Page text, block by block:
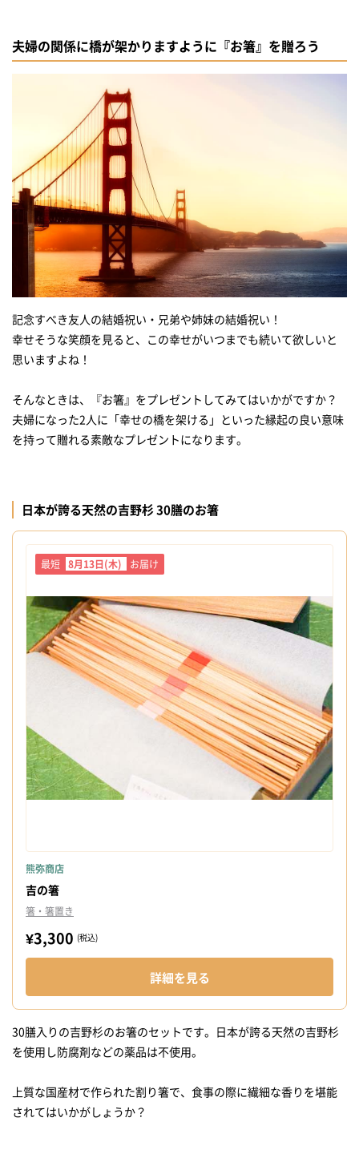
夫婦の関係に橋が架かりますように『お箸』を贈ろう
記念すべき友人の結婚祝い・兄弟や姉妹の結婚祝い！
幸せそうな笑顔を見ると、この幸せがいつまでも続いて欲しいと
思いますよね！
そんなときは、『お箸』をプレゼントしてみてはいかがですか？
夫婦になった2人に「幸せの橋を架ける」といった縁起の良い意味
を持って贈れる素敵なプレゼントになります。
日本が誇る天然の吉野杉 30膳のお箸
最短 8月13日(木) お届け
熊弥商店
吉の箸
箸・箸置き
¥3,300 (税込)
詳細を見る
30膳入りの吉野杉のお箸のセットです。日本が誇る天然の吉野杉
を使用し防腐剤などの薬品は不使用。
上質な国産材で作られた割り箸で、食事の際に繊細な香りを堪能
されてはいかがしょうか？